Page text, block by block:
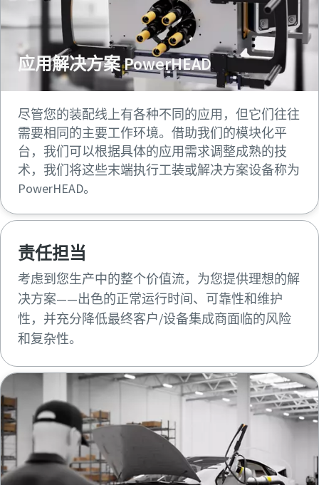
应用解决方案 PowerHEAD
尽管您的装配线上有各种不同的应用，但它们往往
需要相同的主要工作环境。借助我们的模块化平
台，我们可以根据具体的应用需求调整成熟的技
术，我们将这些末端执行工装或解决方案设备称为
PowerHEAD。
责任担当
考虑到您生产中的整个价值流，为您提供理想的解
决方案——出色的正常运行时间、可靠性和维护
性，并充分降低最终客户/设备集成商面临的风险
和复杂性。